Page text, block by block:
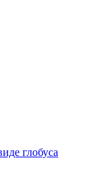
глобуса